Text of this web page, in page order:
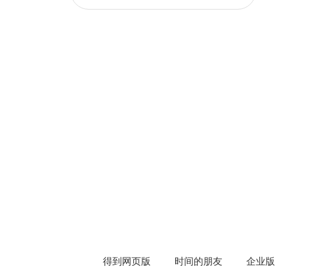
得到网页版 时间的朋友 企业版